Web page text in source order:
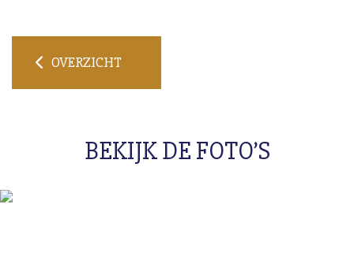
OVERZICHT
BEKIJK DE FOTO’S